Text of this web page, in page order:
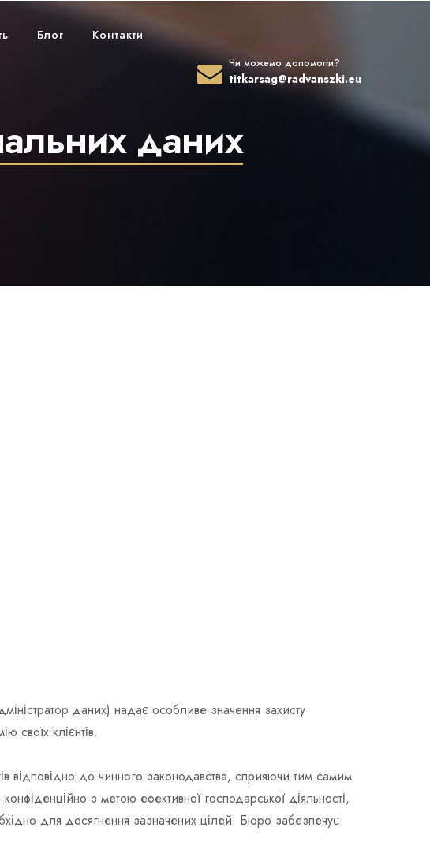
Блог Контакти
Чи можемо допомогти?
titkarsag@radvanszki.eu
даних
даних) надає особливе значення захисту
своїх клієнтів.
відповідно до чинного законодавства, сприяючи тим самим
з метою ефективної господарської діяльності,
для досягнення зазначених цілей. Бюро забезпечує